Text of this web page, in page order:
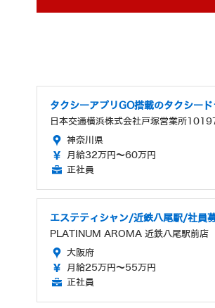
タクシーアプリGO搭載のタクシー
日本交通横浜株式会社戸塚営業所
神奈川県
月給32万円～60万円
正社員
エステティシャン/近鉄八尾駅/社員
PLATINUM AROMA 近鉄八尾駅前店
大阪府
月給25万円～55万円
正社員